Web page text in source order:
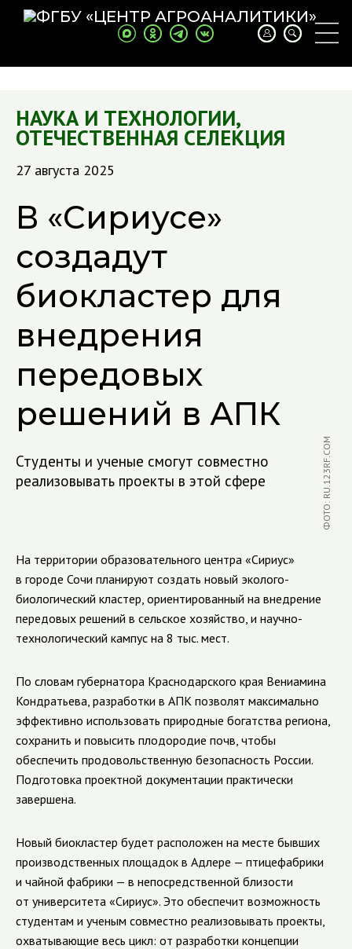
НАУКА И ТЕХНОЛОГИИ,
ОТЕЧЕСТВЕННАЯ СЕЛЕКЦИЯ
27 августа 2025
В «Сириусе»
создадут
биокластер для
внедрения
передовых
решений в АПК
Студенты и ученые смогут совместно
реализовывать проекты в этой сфере
ФОТО: RU.123RF.COM
На территории образовательного центра «Сириус»
в городе Сочи планируют создать новый эколого-
биологический кластер, ориентированный на внедрение
передовых решений в сельское хозяйство, и научно-
технологический кампус на 8 тыс. мест.
По словам губернатора Краснодарского края Вениамина
Кондратьева, разработки в АПК позволят максимально
эффективно использовать природные богатства региона,
сохранить и повысить плодородие почв, чтобы
обеспечить продовольственную безопасность России.
Подготовка проектной документации практически
завершена.
Новый биокластер будет расположен на месте бывших
производственных площадок в Адлере — птицефабрики
и чайной фабрики — в непосредственной близости
от университета «Сириус». Это обеспечит возможность
студентам и ученым совместно реализовывать проекты,
охватывающие весь цикл: от разработки концепции